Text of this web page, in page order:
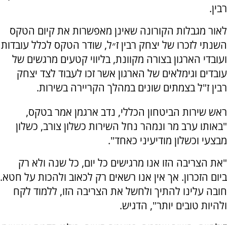
רבין.
לאור מגבלות הקורונה שאינן מאפשרות את קיום הטקס
השנתי לזכרו של יצחק רבין ז״ל, שודר הטקס לכלל עובדות
ועובדי הארגון בצורה מקוונת, בליווי קטעים מרגשים של
עובדים וגימלאים של הארגון אשר זכו לעבוד לצד יצחק
רבין ז"ל בצמתים שונים במהלך הקריירה בשירות.
ראש שירות הביטחון הכללי, נדב ארגמן אמר בטקס,
"באותו ערב מר ונמהר נחל השירות כשלון צורב, כשלון
מבצעי וכשלון מודיעיני כאחד".
"את הצריבה הזו אנו מרגישים כל יום, כל שנה ולא רק
ביום הזכרון. אך אין אנו רשאים רק לכאוב ולהכות על חטא.
חובה עלינו להתיך ולחשל את הצריבה הזו, ללמוד לקח
ולהיות טובים יותר", הדגיש.